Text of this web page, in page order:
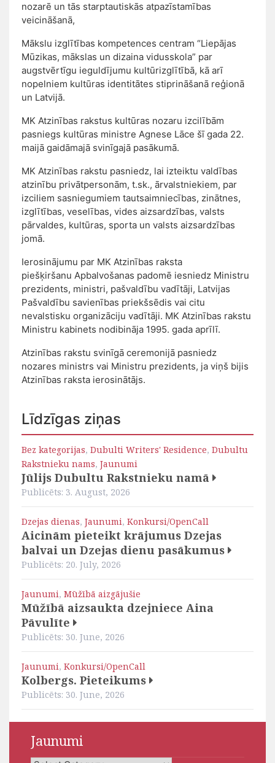
nozarē un tās starptautiskās atpazīstamības
veicināšanā,
Mākslu izglītības kompetences centram “Liepājas
Mūzikas, mākslas un dizaina vidusskola” par
augstvērtīgu ieguldījumu kultūrizglītībā, kā arī
nopelniem kultūras identitātes stiprināšanā reģionā
un Latvijā.
MK Atzinības rakstus kultūras nozaru izcilībām
pasniegs kultūras ministre Agnese Lāce šī gada 22.
maijā gaidāmajā svinīgajā pasākumā.
MK Atzinības rakstu pasniedz, lai izteiktu valdības
atzinību privātpersonām, t.sk., ārvalstniekiem, par
izciliem sasniegumiem tautsaimniecības, zinātnes,
izglītības, veselības, vides aizsardzības, valsts
pārvaldes, kultūras, sporta un valsts aizsardzības
jomā.
Ierosinājumu par MK Atzinības raksta
piešķiršanu Apbalvošanas padomē iesniedz Ministru
prezidents, ministri, pašvaldību vadītāji, Latvijas
Pašvaldību savienības priekšsēdis vai citu
nevalstisku organizāciju vadītāji. MK Atzinības rakstu
Ministru kabinets nodibināja 1995. gada aprīlī.
Atzinības rakstu svinīgā ceremonijā pasniedz
nozares ministrs vai Ministru prezidents, ja viņš bijis
Atzinības raksta ierosinātājs.
Līdzīgas ziņas
Bez kategorijas, Dubulti Writers' Residence, Dubultu
Rakstnieku nams, Jaunumi
Jūlijs Dubultu Rakstnieku namā
Publicēts: 3. August, 2026
Dzejas dienas, Jaunumi, Konkursi/OpenCall
Aicinām pieteikt krājumus Dzejas
balvai un Dzejas dienu pasākumus
Publicēts: 20. July, 2026
Jaunumi, Mūžībā aizgājušie
Mūžībā aizsaukta dzejniece Aina
Pāvulīte
Publicēts: 30. June, 2026
Jaunumi, Konkursi/OpenCall
Kolbergs. Pieteikums
Publicēts: 30. June, 2026
Jaunumi